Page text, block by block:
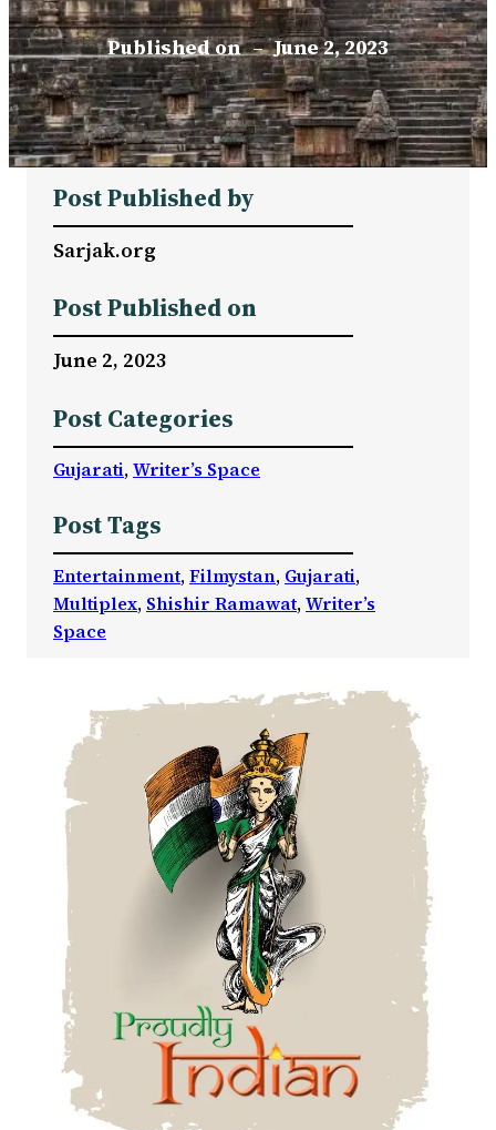
Published on – June 2, 2023
Post Published by
Sarjak.org
Post Published on
June 2, 2023
Post Categories
Gujarati, Writer’s Space
Post Tags
Entertainment, Filmystan, Gujarati
Multiplex, Shishir Ramawat, Writer’s
Space